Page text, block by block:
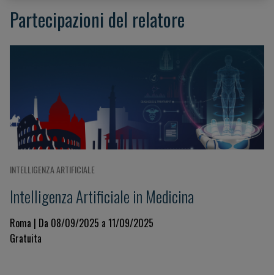
Partecipazioni del relatore
INTELLIGENZA ARTIFICIALE
Intelligenza Artificiale in Medicina
Roma | Da 08/09/2025 a 11/09/2025
Gratuita